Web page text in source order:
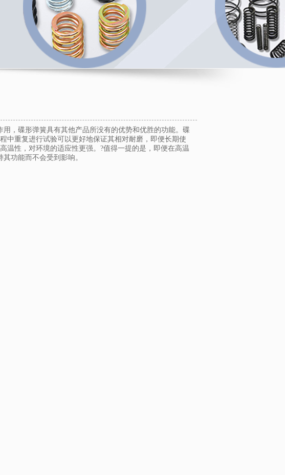
，碟形弹簧具有其他产品所没有的优势和优胜的功能。碟
中重复进行试验可以更好地保证其相对耐磨，即便长期使
温性，对环境的适应性更强。?值得一提的是，即便在高温
功能而不会受到影响。